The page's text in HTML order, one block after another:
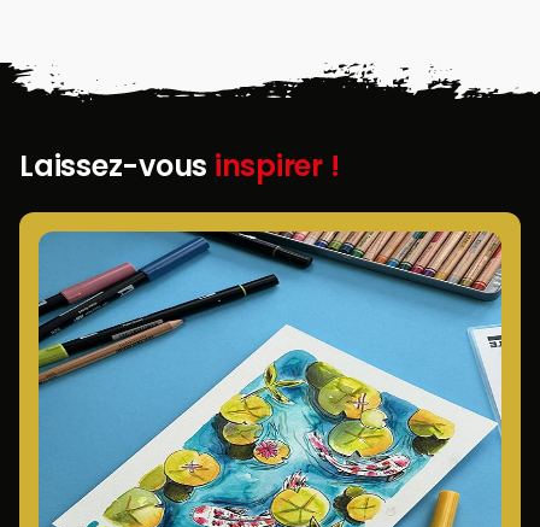
Laissez-vous inspirer !